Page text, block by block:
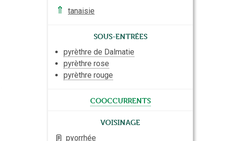
⇑
tanaisie
Sous-entrées
pyrèthre de Dalmatie
pyrèthre rose
pyrèthre rouge
cooccurrents
Voisinage
pyorrhée